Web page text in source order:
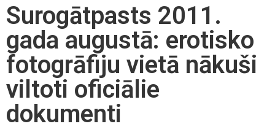
Surogātpasts 2011.
gada augustā: erotisko
fotogrāfiju vietā nākuši
viltoti oficiālie
dokumenti